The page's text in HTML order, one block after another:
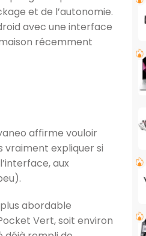
et de l’autonomie.
avec une interface
récemment
affirme vouloir
vraiment expliquer si
aux
abordable
Vert, soit environ